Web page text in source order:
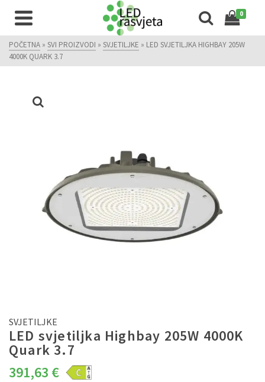
0
POČETNA » SVI PROIZVODI » SVJETILJKE » LED SVJETILJKA HIGHBAY 205W
4000K QUARK 3.7
SVJETILJKE
LED svjetiljka Highbay 205W 4000K
Quark 3.7
391,63 €